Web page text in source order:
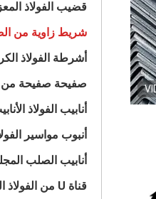
قضيب الفولاذ
شريط زاوية من
أشرطة الفولاذ
صفيحة صفيحة من
أنابيب الفولاذ
أنبوب مواسير
أنابيب الصلب
قناة U من الفولاذ الكربوني